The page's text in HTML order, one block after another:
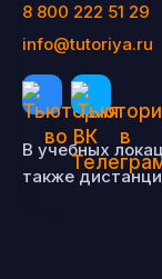
8 800 222 51 29
info@tutoriya.ru
В учебных
также